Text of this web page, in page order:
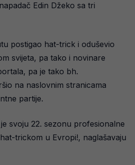
Edin Džeko sa tri
postigao hat-trick i oduševio
svijeta, pa tako i novinare
pa je tako bh.
na naslovnim stranicama
partije.
svoju 22. sezonu profesionalne
trickom u Evropi!, naglašavaju